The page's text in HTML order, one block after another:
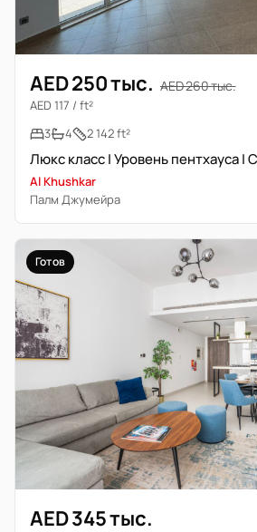
AED 250 тыс. AED 260 тыс.
AED 117 / ft²
3
4 2 142 ft²
Люкс класс | Уровень пентхауса |
Al Khushkar
Палм Джумейра
Готов
AED 345 тыс.